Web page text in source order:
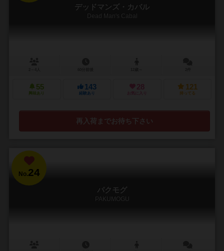
デッドマンズ・カバル
Dead Man's Cabal
55
興味あり
143
経験あり
28
お気に入り
121
持ってる
再入荷までお待ち下さい
No.24
パクモグ
PAKUMOGU